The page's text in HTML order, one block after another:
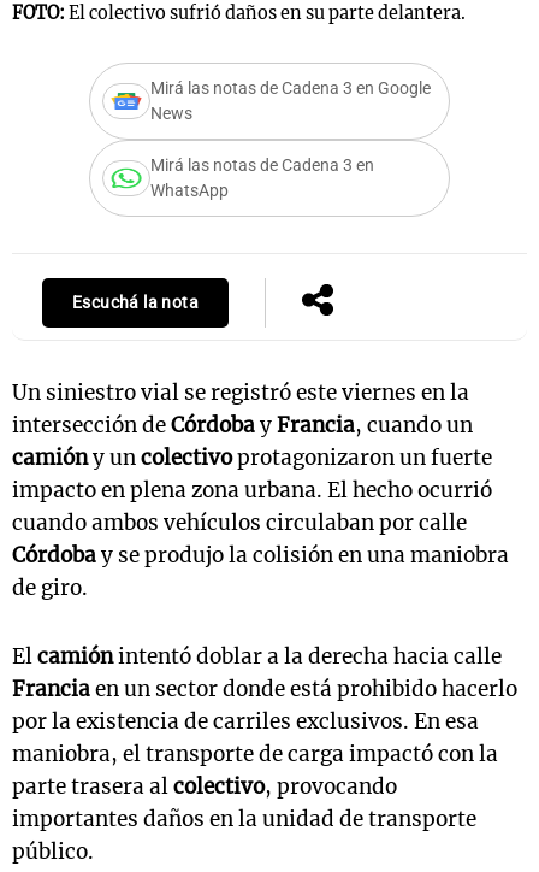
FOTO: El colectivo sufrió daños en su parte delantera.
Mirá las notas de Cadena 3 en Google
News
Mirá las notas de Cadena 3 en
WhatsApp
Escuchá la nota
Un siniestro vial se registró este viernes en la
intersección deCórdobayFrancia, cuando un
camióny uncolectivoprotagonizaron un fuerte
impacto en plena zona urbana. El hecho ocurrió
cuando ambos vehículos circulaban por calle
Córdobay se produjo la colisión en una maniobra
de giro.
Elcamiónintentó doblar a la derecha hacia calle
Franciaen un sector donde está prohibido hacerlo
por la existencia de carriles exclusivos. En esa
maniobra, el transporte de carga impactó con la
parte trasera alcolectivo, provocando
importantes daños en la unidad de transporte
público.